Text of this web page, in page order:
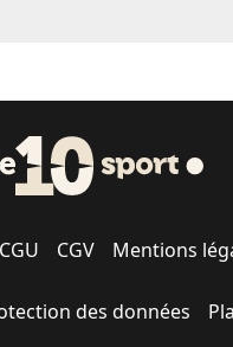
CGU CGV Mentions
des données